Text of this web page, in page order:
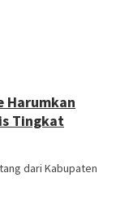
Harumkan
Tingkat
dari Kabupaten